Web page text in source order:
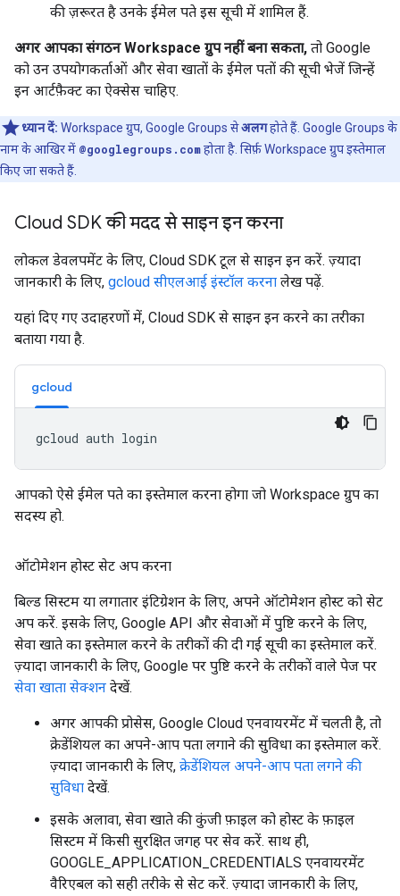
की ज़रूरत है उनके ईमेल पते इस सूची में शामिल हैं.
अगर आपका संगठन Workspace ग्रुप नहीं बना सकता, तो Google
को उन उपयोगकर्ताओं और सेवा खातों के ईमेल पतों की सूची भेजें जिन्हें
इन आर्टफ़ैक्ट का ऐक्सेस चाहिए.
ध्यान दें: Workspace ग्रुप, Google Groups सेअलगहोते हैं. Google Groups के
नाम के आखिर में @googlegroups.comहोता है. सिर्फ़ Workspace ग्रुप इस्तेमाल
किए जा सकते हैं.
Cloud SDK की मदद से साइन इन करना
लोकल डेवलपमेंट के लिए, Cloud SDK टूल से साइन इन करें. ज़्यादा
जानकारी के लिए, gcloud सीएलआई इंस्टॉल करना लेख पढ़ें.
यहां दिए गए उदाहरणों में, Cloud SDK से साइन इन करने का तरीका
बताया गया है.
gcloud
आपको ऐसे ईमेल पते का इस्तेमाल करना होगा जो Workspace ग्रुप का
सदस्य हो.
ऑटोमेशन होस्ट सेट अप करना
बिल्ड सिस्टम या लगातार इंटिग्रेशन के लिए, अपने ऑटोमेशन होस्ट को सेट
अप करें. इसके लिए, Google API और सेवाओं में पुष्टि करने के लिए,
सेवा खाते का इस्तेमाल करने के तरीकों की दी गई सूची का इस्तेमाल करें.
ज़्यादा जानकारी के लिए, Google पर पुष्टि करने के तरीकों वाले पेज पर
सेवा खाता सेक्शन देखें.
अगर आपकी प्रोसेस, Google Cloud एनवायरमेंट में चलती है, तो
क्रेडेंशियल का अपने-आप पता लगाने की सुविधा का इस्तेमाल करें.
ज़्यादा जानकारी के लिए, क्रेडेंशियल अपने-आप पता लगने की
सुविधा देखें.
इसके अलावा, सेवा खाते की कुंजी फ़ाइल को होस्ट के फ़ाइल
सिस्टम में किसी सुरक्षित जगह पर सेव करें. साथ ही,
GOOGLE_APPLICATION_CREDENTIALS एनवायरमेंट
वैरिएबल को सही तरीके से सेट करें. ज़्यादा जानकारी के लिए,